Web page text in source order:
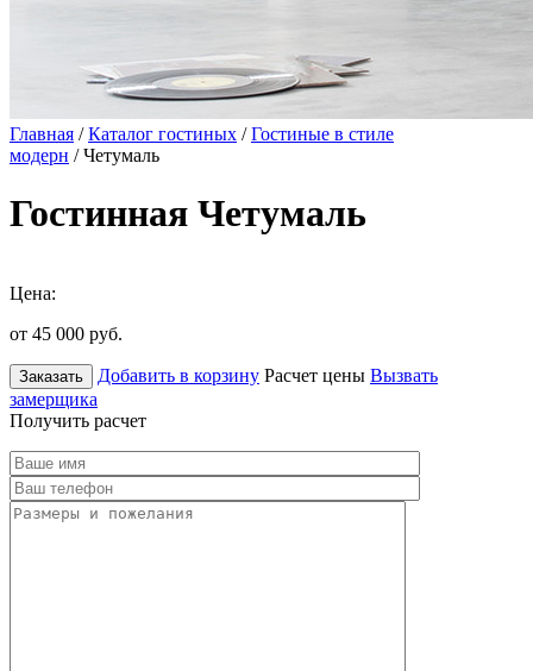
Главная /Каталог гостиных /Гостиные в стиле
модерн / Четумаль
Гостинная Четумаль
Цена:
от 45 000 руб.
Заказать Добавить в корзину Расчет цены Вызвать
замерщика
Получить расчет